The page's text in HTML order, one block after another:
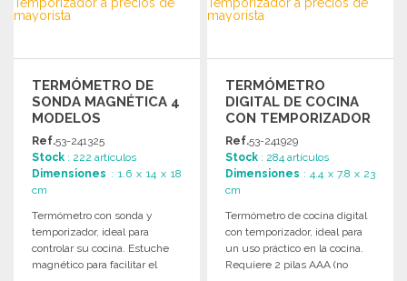
TERMÓMETRO DE
SONDA MAGNÉTICA 4
MODELOS
Ref.53-241325
Stock : 222 artículos
Dimensiones : 1.6 x 14 x 18
cm
Termómetro con sonda y
temporizador, ideal para
controlar su cocina. Estuche
magnético para facilitar el
TERMÓMETRO
DIGITAL DE COCINA
CON TEMPORIZADOR
Ref.53-241929
Stock : 284 artículos
Dimensiones : 4.4 x 7.8 x 23
cm
Termómetro de cocina digital
con temporizador, ideal para
un uso práctico en la cocina.
Requiere 2 pilas AAA (no